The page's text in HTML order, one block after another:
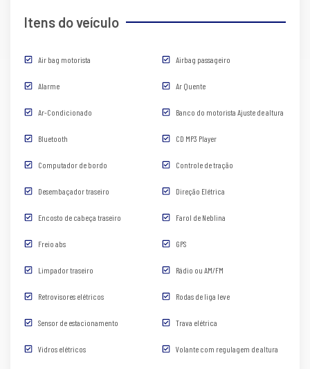
Itens do veículo
Air bag motorista Airbag passageiro
Alarme Ar Quente
Ar-Condicionado Banco do motorista Ajuste de altura
Bluetooth CD MP3 Player
Computador de bordo Controle de tração
Desembaçador traseiro Direção Elétrica
Encosto de cabeça traseiro Farol de Neblina
Freio abs GPS
Limpador traseiro Rádio ou AM/FM
Retrovisores elétricos Rodas de liga leve
Sensor de estacionamento Trava elétrica
Vidros elétricos Volante com regulagem de altura